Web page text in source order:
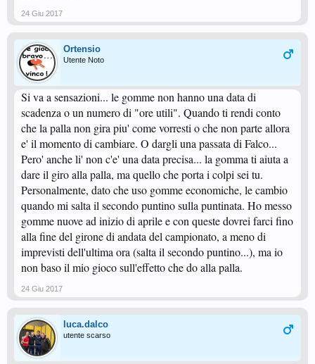
24 Giu 2017
Ortensio
Utente Noto
Si va a sensazioni... le gomme non hanno una data di
scadenza o un numero di "ore utili". Quando ti rendi conto
che la palla non gira piu' come vorresti o che non parte allora
e' il momento di cambiare. O dargli una passata di Falco...
Pero' anche li' non c'e' una data precisa... la gomma ti aiuta a
dare il giro alla palla, ma quello che porta i colpi sei tu.
Personalmente, dato che uso gomme economiche, le cambio
quando mi salta il secondo puntino sulla puntinata. Ho messo
gomme nuove ad inizio di aprile e con queste dovrei farci fino
alla fine del girone di andata del campionato, a meno di
imprevisti dell'ultima ora (salta il secondo puntino...), ma io
non baso il mio gioco sull'effetto che do alla palla.
24 Giu 2017
luca.dalco
utente scarso